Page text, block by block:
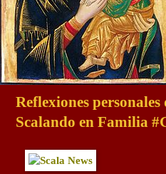
Reflexiones
Scalando en Familia